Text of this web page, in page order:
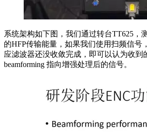
系统架构如下图，我们通过转台TT625，
的HFP传输能量，如果我们使用扫频信号
应滤波器还没收敛完成，即可以认为收到
beamforming 指向增强处理后的信号。